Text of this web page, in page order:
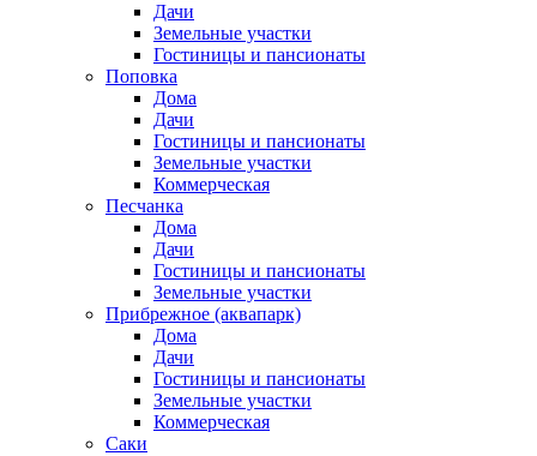
Дачи
Земельные участки
Гостиницы и пансионаты
Поповка
Дома
Дачи
Гостиницы и пансионаты
Земельные участки
Коммерческая
Песчанка
Дома
Дачи
Гостиницы и пансионаты
Земельные участки
Прибрежное (аквапарк)
Дома
Дачи
Гостиницы и пансионаты
Земельные участки
Коммерческая
Саки